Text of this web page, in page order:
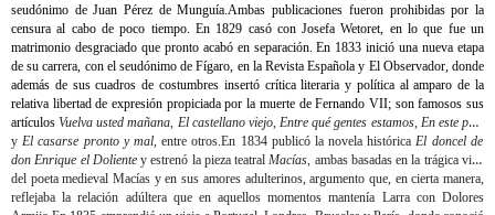
seudónimo de Juan Pérez de Munguía.Ambas publicaciones fueron prohibidas por la
censura al cabo de poco tiempo. En 1829 casó con Josefa Wetoret, en lo que fue un
matrimonio desgraciado que pronto acabó en separación. En 1833 inició una nueva etapa
de su carrera, con el seudónimo de Fígaro, en la Revista Española y El Observador, donde
además de sus cuadros de costumbres insertó crítica literaria y política al amparo de la
relativa libertad de expresión propiciada por la muerte de Fernando VII; son famosos sus
artículosVuelva usted mañana, El castellano viejo,Entre qué gentes estamos, En este país
yEl casarse pronto y mal, entre otros.En 1834 publicó la novela históricaEl doncel de
don Enrique el Dolientey estrenó la pieza teatralMacías, ambas basadas en la trágica vida
del poeta medieval Macías y en sus amores adulterinos, argumento que, en cierta manera,
reflejaba la relación adúltera que en aquellos momentos mantenía Larra con Dolores